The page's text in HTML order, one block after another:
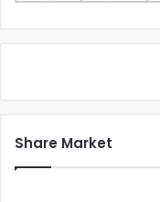
Share Market